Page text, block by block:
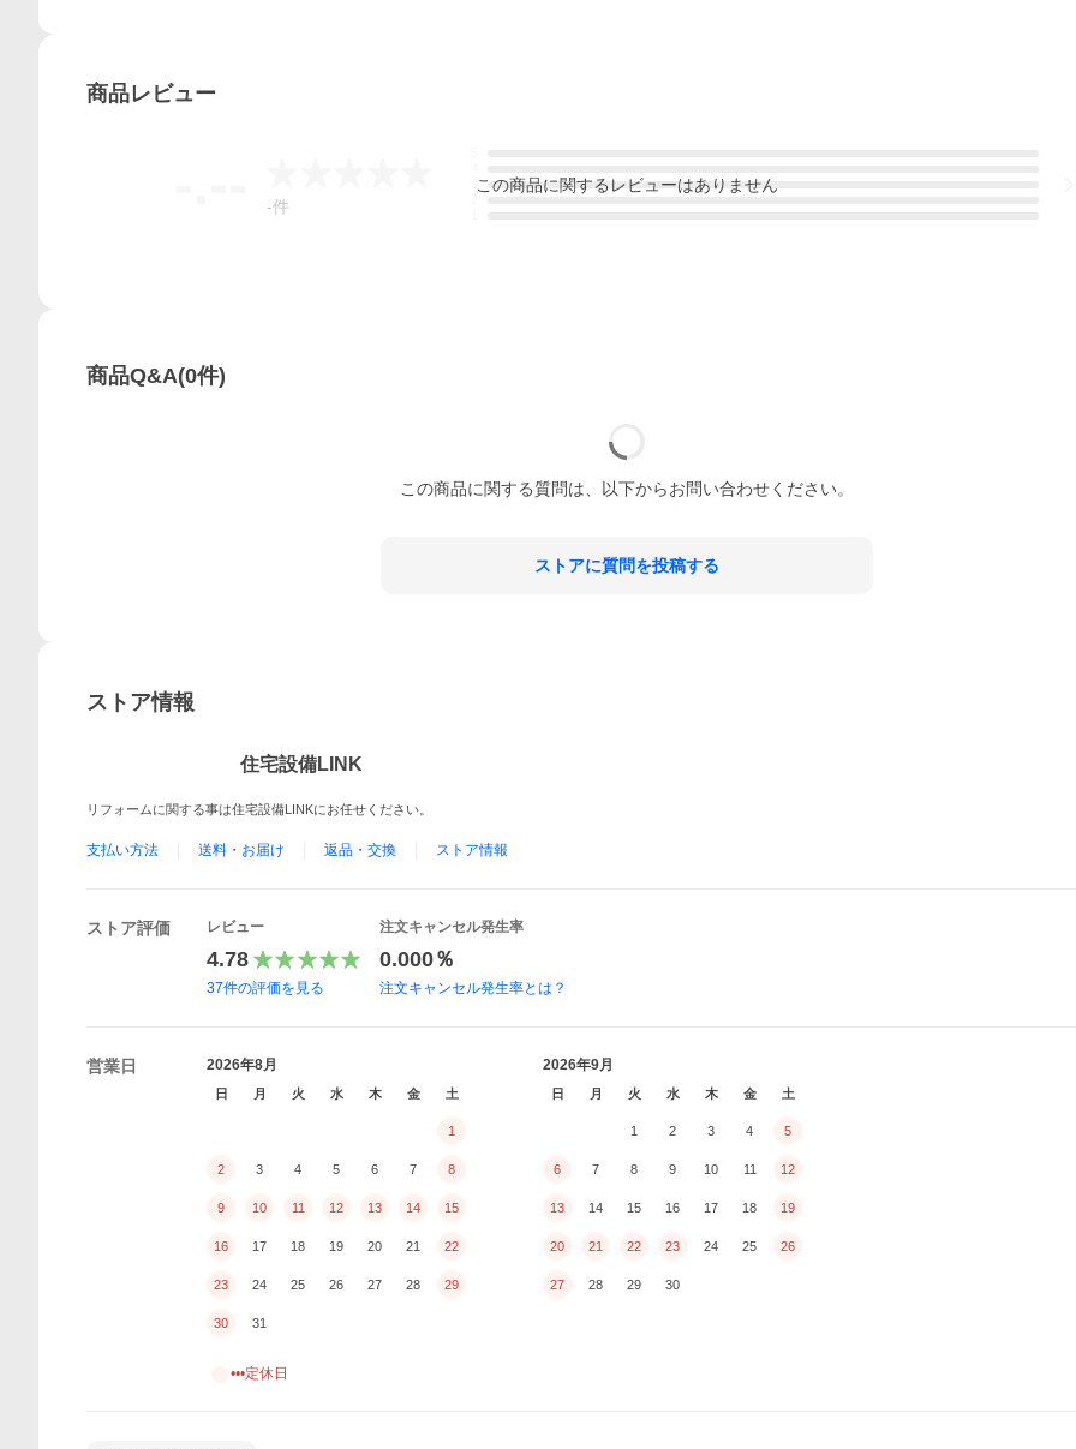
商品レビュー
-件
この商品に関するレビューはありません
商品Q&A(0件)
この商品に関する質問は、以下からお問い合わせください。
ストアに質問を投稿する
ストア情報
住宅設備LINK
リフォームに関する事は住宅設備LINKにお任せください。
支払い方法 送料・お届け 返品・交換 ストア情報
ストア評価 レビュー
4.78
37件の評価を見る
注文キャンセル発生率
0.000％
注文キャンセル発生率とは？
営業日 2026年8月
日 月 火 水 木 金 土
1
2 3 4 5 6 7 8
9 10 11 12 13 14 15
16 17 18 19 20 21 22
23 24 25 26 27 28 29
30 31
2026年9月
日 月 火 水 木 金 土
1 2 3 4 5
6 7 8 9 10 11 12
13 14 15 16 17 18 19
20 21 22 23 24 25 26
27 28 29 30
•••定休日